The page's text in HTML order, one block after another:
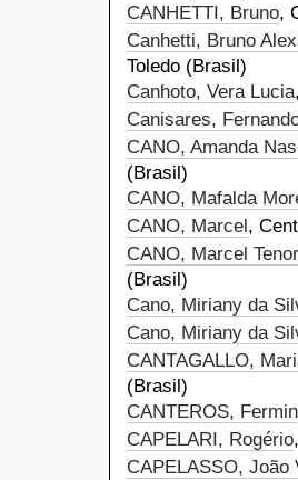
CANHETTI, Bruno,
Canhetti, Bruno
Toledo (Brasil)
Canhoto, Vera Lucia
Canisares,
CANO, Amanda
(Brasil)
CANO, Mafalda
CANO, Marcel,
CANO, Marcel
(Brasil)
Cano, Miriany da
Cano, Miriany da
CANTAGALLO,
(Brasil)
CANTEROS, Fermin
CAPELARI, Rogério
CAPELASSO, João